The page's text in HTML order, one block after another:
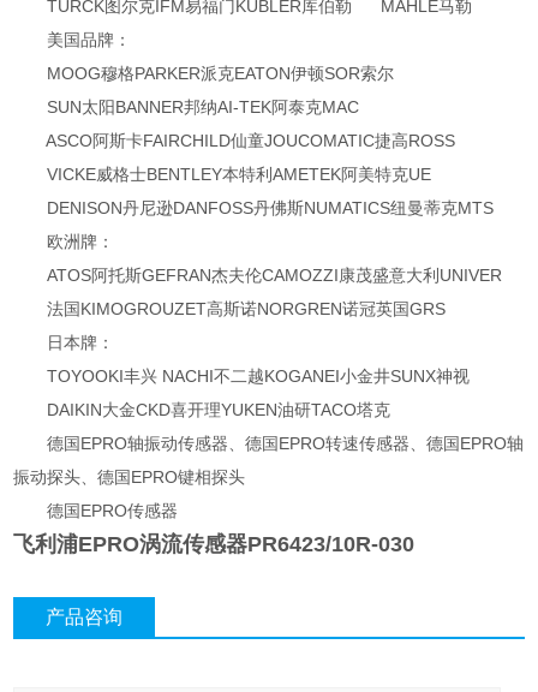
TURCK图尔克IFM易福门KUBLER库伯勒 MAHLE马勒
美国品牌：
MOOG穆格PARKER派克EATON伊顿SOR索尔
SUN太阳BANNER邦纳AI-TEK阿泰克MAC
ASCO阿斯卡FAIRCHILD仙童JOUCOMATIC捷高ROSS
VICKE威格士BENTLEY本特利AMETEK阿美特克UE
DENISON丹尼逊DANFOSS丹佛斯NUMATICS纽曼蒂克MTS
欧洲牌：
ATOS阿托斯GEFRAN杰夫伦CAMOZZI康茂盛意大利UNIVER
法国KIMOGROUZET高斯诺NORGREN诺冠英国GRS
日本牌：
TOYOOKI丰兴 NACHI不二越KOGANEI小金井SUNX神视
DAIKIN大金CKD喜开理YUKEN油研TACO塔克
德国EPRO轴振动传感器、德国EPRO转速传感器、德国EPRO轴
振动探头、德国EPRO键相探头
德国EPRO传感器
飞利浦EPRO涡流传感器PR6423/10R-030
产品咨询